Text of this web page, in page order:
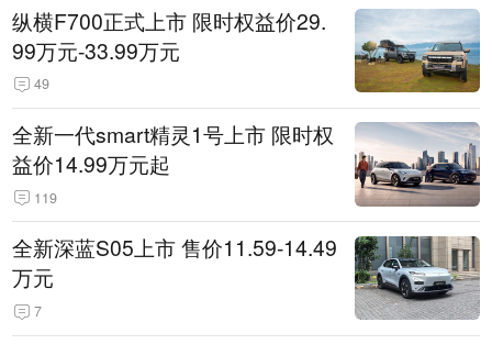
纵横F700正式上市 限时权益价29.
99万元-33.99万元
49
全新一代smart精灵1号上市 限时权
益价14.99万元起
119
全新深蓝S05上市 售价11.59-14.49
万元
7